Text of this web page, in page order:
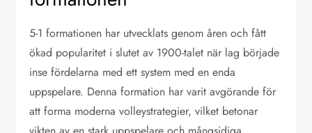
5-1 formationen har utvecklats genom åren och fått
ökad popularitet i slutet av 1900-talet när lag började
inse fördelarna med ett system med en enda
uppspelare. Denna formation har varit avgörande för
att forma moderna volleystrategier, vilket betonar